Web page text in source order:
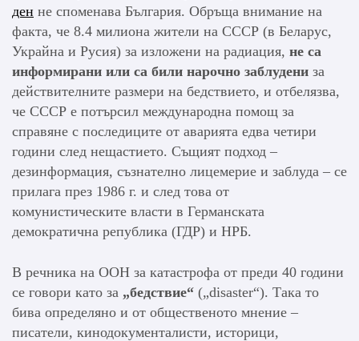
ден не споменава България. Обръща внимание на
факта, че 8.4 милиона жители на СССР (в Беларус,
Украйна и Русия) за изложени на радиация, не са
информирани или са били нарочно заблудени за
действителните размери на бедствието, и отбелязва,
че СССР е потърсил международна помощ за
справяне с последиците от аварията едва четири
години след нещастието. Същият подход –
дезинформация, съзнателно лицемерие и заблуда – се
прилага през 1986 г. и след това от
комунистическите власти в Германската
демократична република (ГДР) и НРБ.
В речника на ООН за катастрофа от преди 40 години
се говори като за „бедствие“ („disaster“). Така то
бива определяно и от общественото мнение –
писатели, кинодокументалисти, историци,